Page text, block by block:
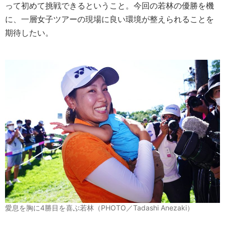
って初めて挑戦できるということ。今回の若林の優勝を機
に、一層女子ツアーの現場に良い環境が整えられることを
期待したい。
愛息を胸に4勝目を喜ぶ若林（PHOTO／Tadashi Anezaki）